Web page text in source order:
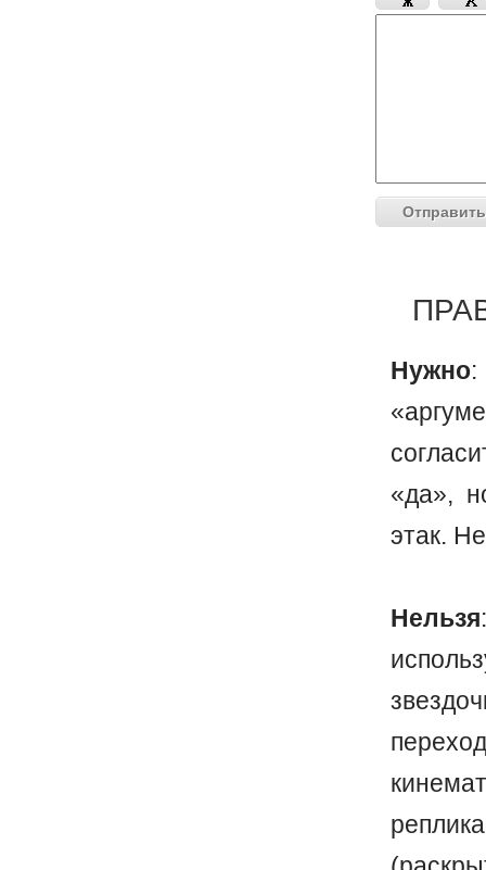
Нужно:
«да»,
этак.
Нельзя